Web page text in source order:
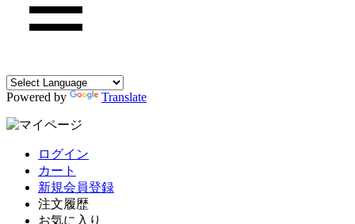
Powered by Translate
ログイン
カート
新規会員登録
注文履歴
お気に入り